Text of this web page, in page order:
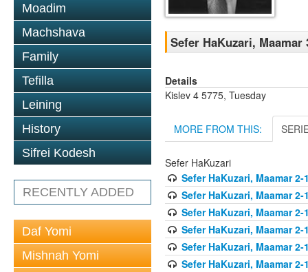
Moadim
Machshava
Family
Tefilla
Leining
History
Sifrei Kodesh
RECENTLY ADDED
Daf Yomi
Mishnah Yomi
Sefer HaKuzari, Maamar
Details
Kislev 4 5775, Tuesday
MORE FROM THIS:
Sefer HaKuzari
Sefer HaKuzari, Maamar 2-
Sefer HaKuzari, Maamar 2-
Sefer HaKuzari, Maamar 2-
Sefer HaKuzari, Maamar 2-
Sefer HaKuzari, Maamar 2-
Sefer HaKuzari, Maamar 2-